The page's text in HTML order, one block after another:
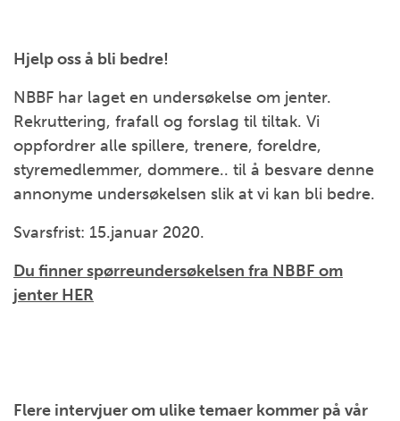
Hjelp oss å bli bedre!
NBBF har laget en undersøkelse om jenter.
Rekruttering, frafall og forslag til tiltak. Vi
oppfordrer alle spillere, trenere, foreldre,
styremedlemmer, dommere.. til å besvare denne
annonyme undersøkelsen slik at vi kan bli bedre.
Svarsfrist: 15.januar 2020.
Du finner spørreundersøkelsen fra NBBF om
jenter HER
Flere intervjuer om ulike temaer kommer på vår